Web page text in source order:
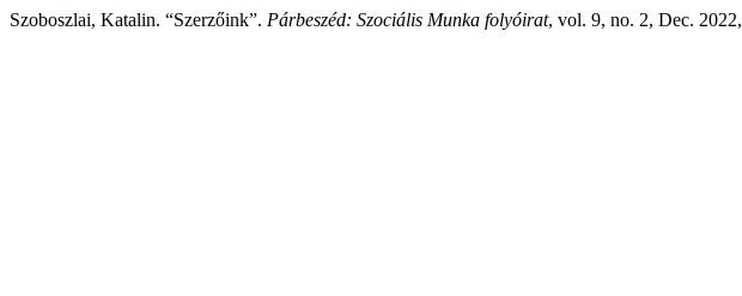
Szoboszlai, Katalin. “Szerzőink”. Párbeszéd: Szociális Munka folyóirat, vol. 9, no. 2, Dec. 2022,